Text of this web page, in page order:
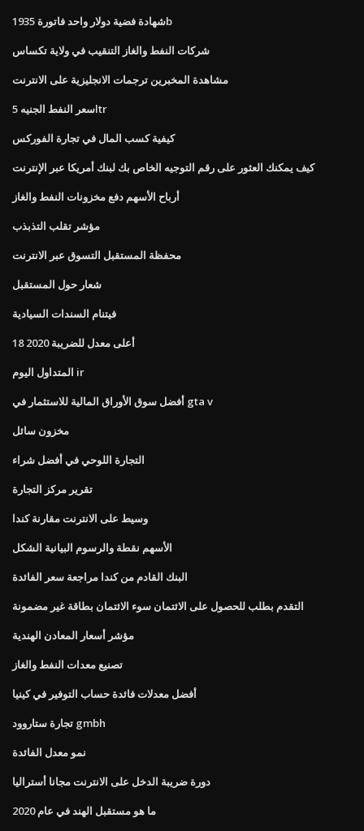
شهادة فضية دولار واحد فاتورة 1935b
شركات النفط والغاز التنقيب في ولاية تكساس
مشاهدة المخبرين ترجمات الانجليزية على الانترنت
سعر النفط الجنيه 5ltr
كيفية كسب المال في تجارة الفوركس
كيف يمكنك العثور على رقم التوجيه الخاص بك لبنك أمريكا عبر الإنترنت
أرباح الأسهم دفع مخزونات النفط والغاز
مؤشر تقلب التذبذب
محفظة المستقبل التسوق عبر الانترنت
شعار حول المستقبل
فيتنام السندات السيادية
أعلى معدل للضريبة 2020 18
المتداول اليوم ir
أفضل سوق الأوراق المالية للاستثمار في gta v
مخزون سائل
التجارة اللوحي في أفضل شراء
تقرير مركز التجارة
وسيط على الانترنت مقارنة كندا
الأسهم نقطة والرسوم البيانية الشكل
البنك القادم من كندا مراجعة سعر الفائدة
التقدم بطلب للحصول على الائتمان سوء الائتمان بطاقة غير مضمونة
مؤشر أسعار المعادن الهندية
تصنيع معدات النفط والغاز
أفضل معدلات فائدة حساب التوفير في كينيا
تجارة ستاروود gmbh
نمو معدل الفائدة
دورة ضريبة الدخل على الانترنت مجانا أستراليا
ما هو مستقبل الهند في عام 2020